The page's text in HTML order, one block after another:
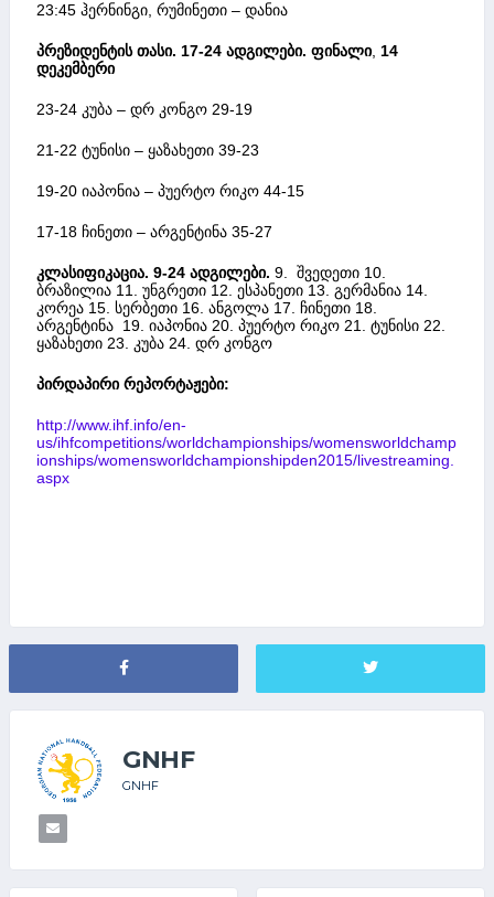
23:45 ჰერნინგი, რუმინეთი – დანია
პრეზიდენტის თასი. 17-24 ადგილები. ფინალი 14
დეკემბერი
23-24 კუბა – დრ კონგო 29-19
21-22 ტუნისი – ყაზახეთი 39-23
19-20 იაპონია – პუერტო რიკო 44-15
17-18 ჩინეთი – არგენტინა 35-27
კლასიფიკაცია. 9-24 ადგილები. 9. შვედეთი 10.
ბრაზილია 11. უნგრეთი 12. ესპანეთი 13. გერმანია 14.
კორეა 15. სერბეთი 16. ანგოლა 17. ჩინეთი 18.
არგენტინა 19. იაპონია 20. პუერტო რიკო 21. ტუნისი 22.
ყაზახეთი 23. კუბა 24. დრ კონგო
პირდაპირი რეპორტაჟები:
http://www.ihf.info/en-
us/ihfcompetitions/worldchampionships/womensworldchamp
ionships/womensworldchampionshipden2015/livestreaming.
aspx
GNHF
GNHF